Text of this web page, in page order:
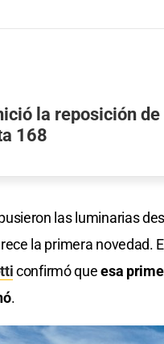
la reposición de
168
las luminarias
la primera novedad.
confirmó queesa
.